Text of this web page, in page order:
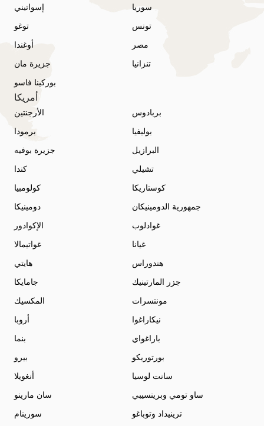
إسواتيني
سوريا
توغو
تونس
أوغندا
مصر
جزيرة مان
تنزانيا
بوركينا فاسو
أمريكا
الأرجنتين
بربادوس
برمودا
بوليفيا
جزيرة بوفيه
البرازيل
كندا
تشيلي
كولومبيا
كوستاريكا
دومينيكا
جمهورية الدومينيكان
الإكوادور
غوادلوب
غواتيمالا
غيانا
هايتي
هندوراس
جامايكا
جزر المارتينيك
المكسيك
مونتسرات
أروبا
نيكاراغوا
بنما
باراغواي
بيرو
بورتوريكو
أنغويلا
سانت لوسيا
سان مارينو
ساو تومي وبرينسيبي
سورينام
ترينيداد وتوباغو